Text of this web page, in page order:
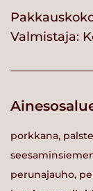
Valmistaja:
porkkana,
perunajauho,